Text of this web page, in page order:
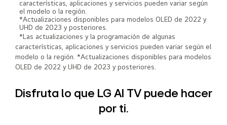
características, aplicaciones y servicios pueden variar según
el modelo o la región.
*Actualizaciones disponibles para modelos OLED de 2022 y
UHD de 2023 y posteriores.
*Las actualizaciones y la programación de algunas
características, aplicaciones y servicios pueden variar según el
modelo o la región. *Actualizaciones disponibles para modelos
OLED de 2022 y UHD de 2023 y posteriores.
Disfruta lo que LG AI TV puede hacer
por ti.